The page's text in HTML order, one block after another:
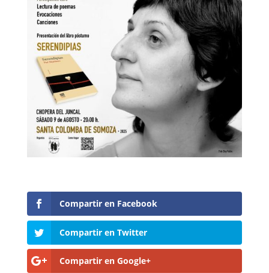
Compartir en Facebook
Compartir en Twitter
Compartir en Google+